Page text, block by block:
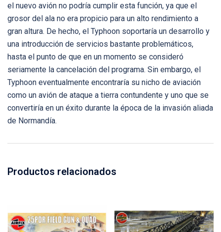
el nuevo avión no podría cumplir esta función, ya que el
grosor del ala no era propicio para un alto rendimiento a
gran altura. De hecho, el Typhoon soportaría un desarrollo y
una introducción de servicios bastante problemáticos,
hasta el punto de que en un momento se consideró
seriamente la cancelación del programa. Sin embargo, el
Typhoon eventualmente encontraría su nicho de aviación
como un avión de ataque a tierra contundente y uno que se
convertiría en un éxito durante la época de la invasión aliada
de Normandía.
Productos relacionados